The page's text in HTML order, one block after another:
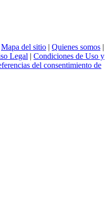
Mapa del sitio | Quienes somos |
Legal | Condiciones de Uso y
del consentimiento de